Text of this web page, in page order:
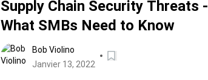
Supply Chain Security Threats -
What SMBs Need to Know
Bob Violino
Janvier 13, 2022